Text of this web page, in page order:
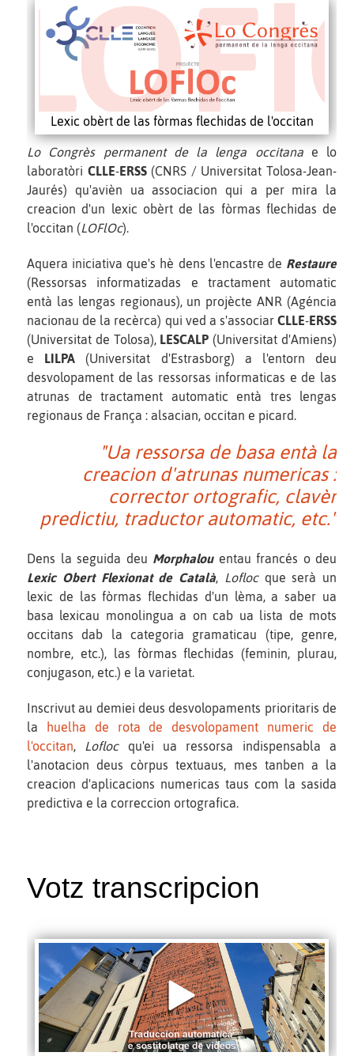
Lexic obèrt de las fòrmas flechidas de l'occitan
Lo Congrès permanent de la lenga occitanae lo
laboratòri CLLE-ERSS(CNRS / Universitat Tolosa-Jean-
Jaurés) qu'avièn ua associacion qui a per mira la
creacion d'un lexic obèrt de las fòrmas flechidas de
l'occitan (LOFlOc).
Aquera iniciativa que's hè dens l'encastre de Restaure
(Ressorsas informatizadas e tractament automatic
entà las lengas regionaus), un projècte ANR (Agéncia
nacionau de la recèrca) qui ved a s'associar CLLE-ERSS
(Universitat de Tolosa), LESCALP (Universitat d'Amiens)
e LILPA (Universitat d'Estrasborg) a l'entorn deu
desvolopament de las ressorsas informaticas e de las
atrunas de tractament automatic entà tres lengas
regionaus de França : alsacian, occitan e picard.
"Ua ressorsa de basa entà la
creacion d'atrunas numericas :
corrector ortografic, clavèr
predictiu, traductor automatic, etc."
Dens la seguida deu Morphalouentau francés o deu
Lexic Obert Flexionat de Català, Loflocque serà un
lexic de las fòrmas flechidas d'un lèma, a saber ua
basa lexicau monolingua a on cab ua lista de mots
occitans dab la categoria gramaticau (tipe, genre,
nombre, etc.), las fòrmas flechidas (feminin, plurau,
conjugason, etc.) e la varietat.
Inscrivut au demiei deus desvolopaments prioritaris de
la
huelha de rota de desvolopament numeric de
l'occitan
Loflocqu'ei ua ressorsa indispensabla a
l'anotacion deus còrpus textuaus, mes tanben a la
creacion d'aplicacions numericas taus com la sasida
predictiva e la correccion ortografica.
Votz transcripcion